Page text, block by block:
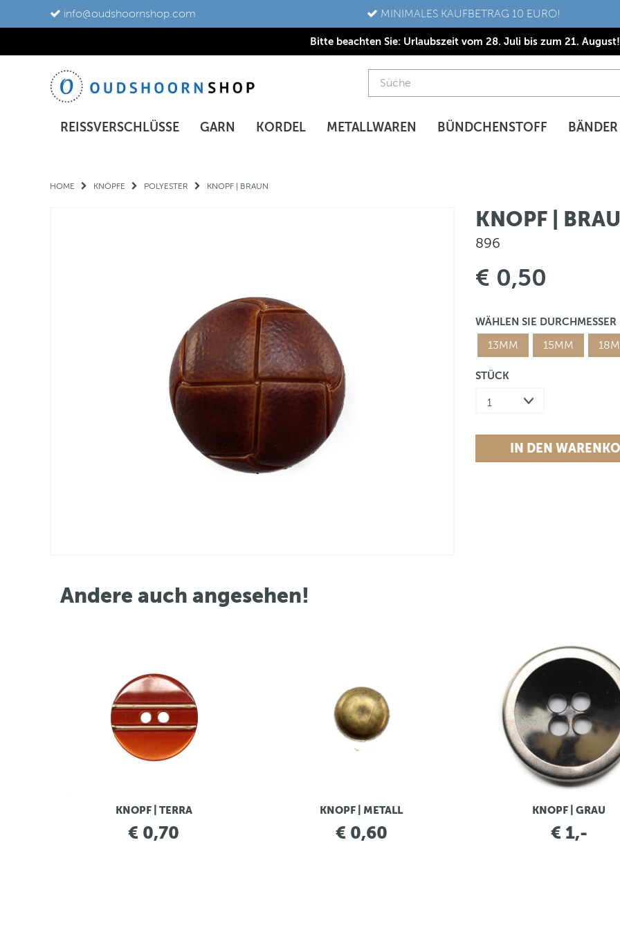
info@oudshoornshop.com MINIMALES KAUFBETRAG 10 EURO!
Bitte beachten Sie: Urlaubszeit vom 28. Juli bis zum 21. August!
REISSVERSCHLÜSSE GARN KORDEL METALLWAREN BÜNDCHENSTOFF BÄNDER
HOME KNÖPFE POLYESTER KNOPF | BRAUN
KNOPF |
896
€ 0,50
WÄHLEN SIE DURCHMESSER
13MM 15MM
STÜCK
Andere auch angesehen!
KNOPF | TERRA
€ 0,70
KNOPF | METALL
€ 0,60
KNOPF | GRAU
€ 1,-